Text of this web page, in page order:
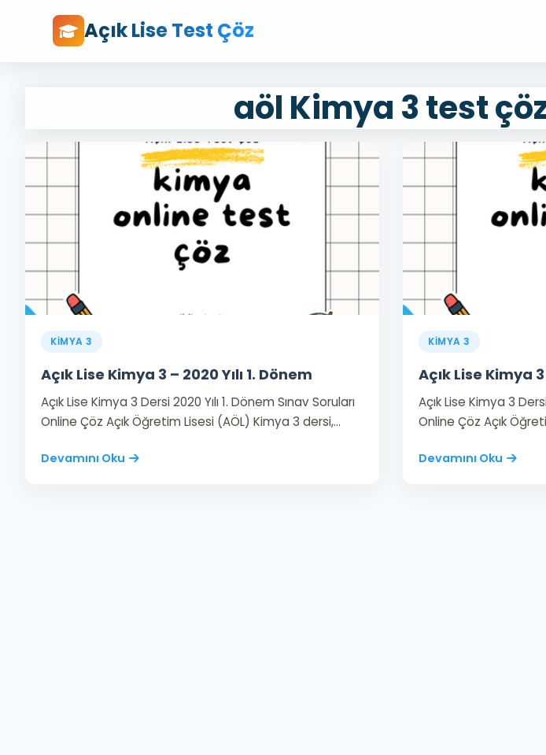
Açık Lise Test Çöz
aöl Kimya 3 test
KİMYA 3
Açık Lise Kimya 3 – 2020 Yılı 1. Dönem
Açık Lise Kimya 3 Dersi 2020 Yılı 1. Dönem Sınav Soruları
Online Çöz Açık Öğretim Lisesi (AÖL) Kimya 3 dersi,…
Devamını Oku
KİMYA 3
Açık Lise Kimya 3
Açık Lise Kimya 3
Online Çöz Açık
Devamını Oku